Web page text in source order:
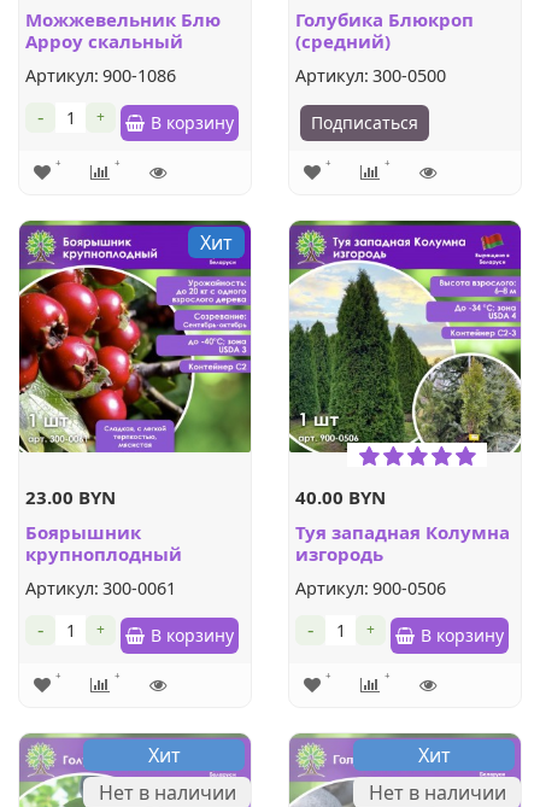
Можжевельник Блю
Арроу скальный
Артикул: 900-1086
+
- В корзину
Голубика Блюкроп
(средний)
Артикул: 300-0500
Подписаться
Хит
23.00 BYN
Боярышник
крупноплодный
Артикул: 300-0061
+
- В корзину
40.00 BYN
Туя западная Колумна
изгородь
Артикул: 900-0506
+
- В корзину
Хит
Нет в наличии
Хит
Нет в наличии